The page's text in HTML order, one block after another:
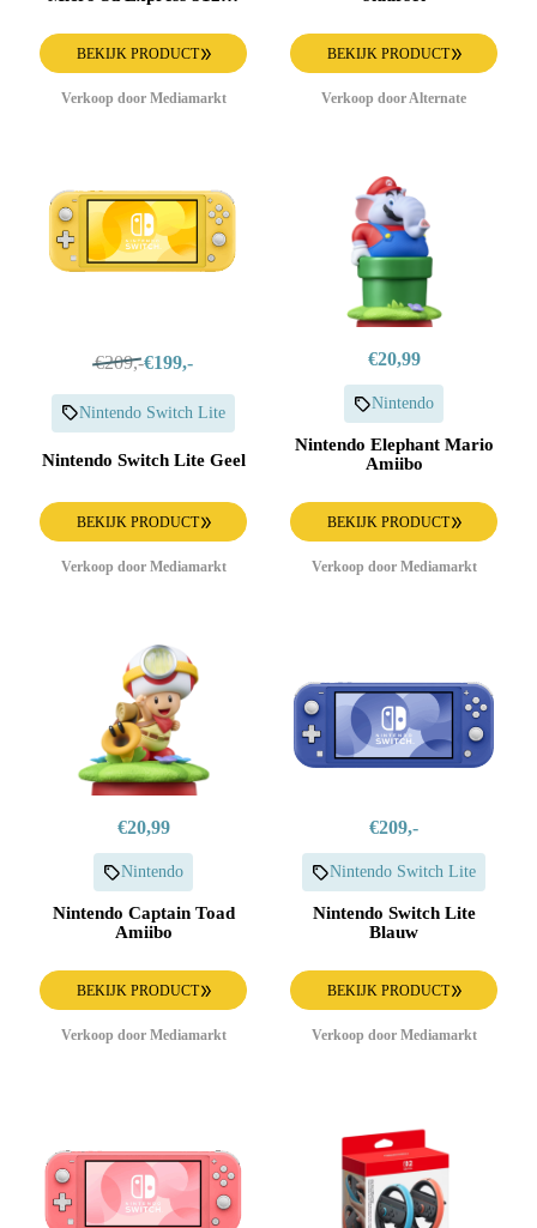
Switch 2 512 Gb
BEKIJK PRODUCT
Verkoop door Mediamarkt
BEKIJK PRODUCT
Verkoop door Alternate
€209,-€199,-
Nintendo Switch Lite
Nintendo Switch Lite Geel
BEKIJK PRODUCT
Verkoop door Mediamarkt
€20,99
Nintendo
Nintendo Elephant Mario
Amiibo
BEKIJK PRODUCT
Verkoop door Mediamarkt
€20,99
Nintendo
Nintendo Captain Toad
Amiibo
BEKIJK PRODUCT
Verkoop door Mediamarkt
€209,-
Nintendo Switch Lite
Nintendo Switch Lite
Blauw
BEKIJK PRODUCT
Verkoop door Mediamarkt